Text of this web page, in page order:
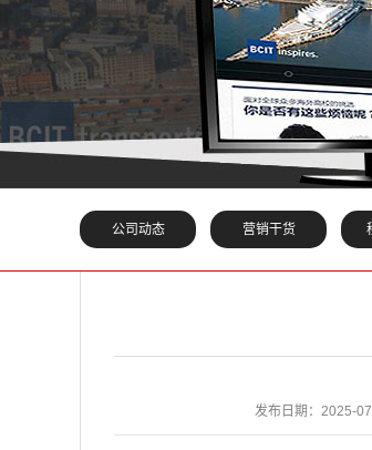
公司动态 营销干货
发布日期： 2025-